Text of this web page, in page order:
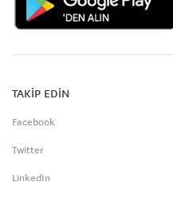
TAKİP EDİN
Facebook
Twitter
LinkedIn